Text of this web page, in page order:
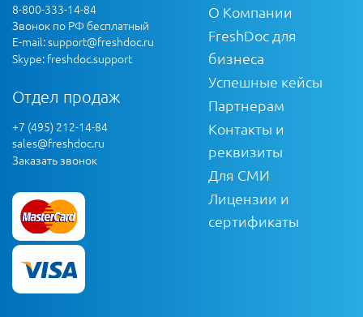
8-800-333-14-84
Звонок по РФ бесплатный
E-mail:support@freshdoc.ru
Skype: freshdoc.support
Отдел продаж
+7 (495) 212-14-84
sales@freshdoc.ru
Заказать звонок
О Компании
FreshDoc для
бизнеса
Успешные кейсы
Партнерам
Контакты и
реквизиты
Для СМИ
Лицензии и
сертификаты